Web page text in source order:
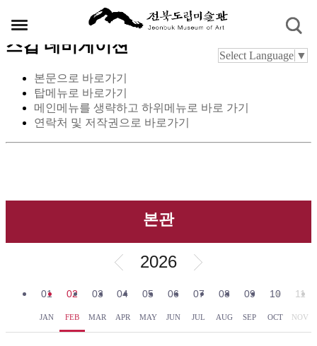
스킵 네비게이션
본문으로 바로가기
탑메뉴로 바로가기
메인메뉴를 생략하고 하위메뉴로 바로 가기
연락처 및 저작권으로 바로가기
Select Language ▼
본관
2026
01
JAN
02
FEB
03
MAR
04
APR
05
MAY
06
JUN
07
JUL
08
AUG
09
SEP
10
OCT
11
NOV